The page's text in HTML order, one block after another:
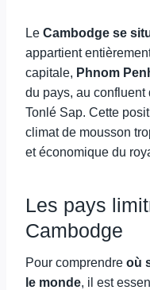
Le Cambodge se
appartient
capitale, Phnom
du pays, au
Tonlé Sap. Cette
climat de mousson
et économique du
Les pays
Cambodge
Pour comprendre où
le monde, il est